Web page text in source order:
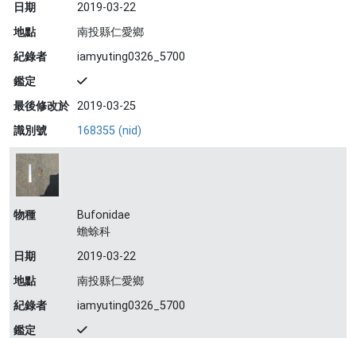
日期
2019-03-22
地點
南投縣仁愛鄉
紀錄者
iamyuting0326_5700
鑑定
最後修改於 2019-03-25
識別號
168355 (nid)
物種
Bufonidae
蟾蜍科
日期
2019-03-22
地點
南投縣仁愛鄉
紀錄者
iamyuting0326_5700
鑑定